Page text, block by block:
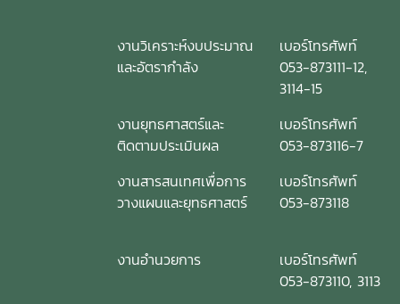
งานวิเคราะห์งบประมาณ
และอัตรากำลัง
เบอร์โทรศัพท์
053-873111-12,
3114-15
งานยุทธศาสตร์และ
ติดตามประเมินผล
เบอร์โทรศัพท์
053-873116-7
งานสารสนเทศเพื่อการ
วางแผนและยุทธศาสตร์
เบอร์โทรศัพท์
053-873118
งานอำนวยการ
เบอร์โทรศัพท์
053-873110, 3113